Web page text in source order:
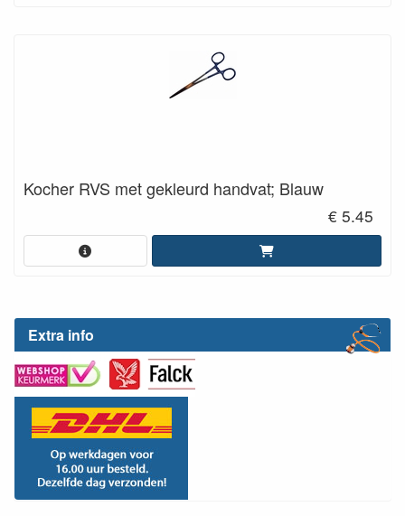
Extra info
Kocher RVS met gekleurd handvat; Blauw
€ 5.45